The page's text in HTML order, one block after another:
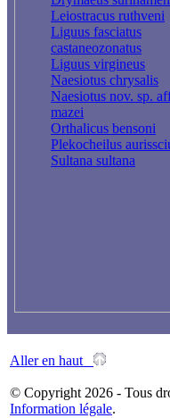
Leiostracus ruthveni
Liguus fasciatus
castaneozonatus
Liguus virgineus
Naesiotus chrysalis
Naesiotus nov. sp.
mazei
Orthalicus bensoni
Plekocheilus
Sultana sultana
Aller en haut
© Copyright 2026 - Tous
Information légale.